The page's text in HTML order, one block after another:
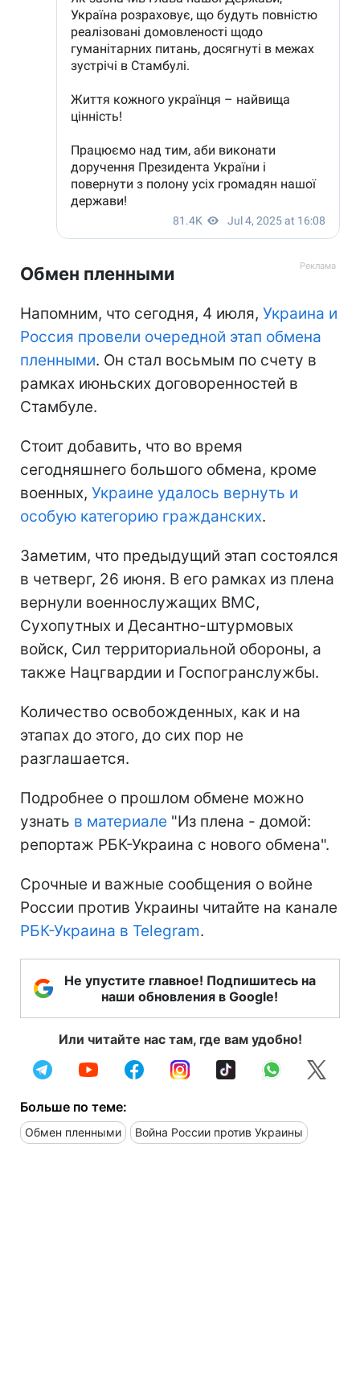
Обмен пленными
Напомним, что сегодня, 4 июля, Украина и
Россия провели очередной этап обмена
пленными. Он стал восьмым по счету в
рамках июньских договоренностей в
Стамбуле.
Стоит добавить, что во время
сегодняшнего большого обмена, кроме
военных, Украине удалось вернуть и
особую категорию гражданских.
Заметим, что предыдущий этап состоялся
в четверг, 26 июня. В его рамках из плена
вернули военнослужащих ВМС,
Сухопутных и Десантно-штурмовых
войск, Сил территориальной обороны, а
также Нацгвардии и Госпогранслужбы.
Количество освобожденных, как и на
этапах до этого, до сих пор не
разглашается.
Подробнее о прошлом обмене можно
узнать в материале "Из плена - домой:
репортаж РБК-Украина с нового обмена".
Срочные и важные сообщения о войне
России против Украины читайте на канале
РБК-Украина в Telegram.
Не упустите главное! Подпишитесь на
наши обновления в Google!
Или читайте нас там, где вам удобно!
Больше по теме:
Обмен пленными Война России против Украины